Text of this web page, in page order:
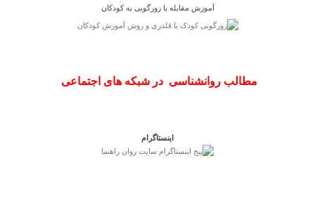
آموزش مقابله با زورگویی به کودکان
مطالب روانشناسی در شبکه های اجتماعی
اینستاگرام